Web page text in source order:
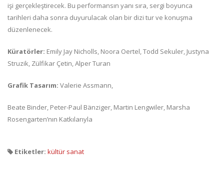
işi gerçekleştirecek. Bu performansın yanı sıra, sergi boyunca
tarihleri daha sonra duyurulacak olan bir dizi tur ve konuşma
düzenlenecek.
Küratörler: Emily Jay Nicholls, Noora Oertel, Todd Sekuler, Justyna
Struzik, Zülfikar Çetin, Alper Turan
Grafik Tasarım: Valerie Assmann,
Beate Binder, Peter-Paul Bänziger, Martin Lengwiler, Marsha
Rosengarten’nın Katkılarıyla
Etiketler: kültür sanat